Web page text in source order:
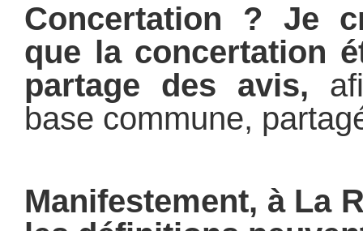
Concertation ? Je
que la concertation
partage des avis,
base commune,
Manifestement, à La